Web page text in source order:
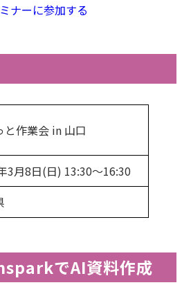
ナーに参加する
と作業会 in 山口
3月8日(日) 13:30〜16:30
でAI資料作成